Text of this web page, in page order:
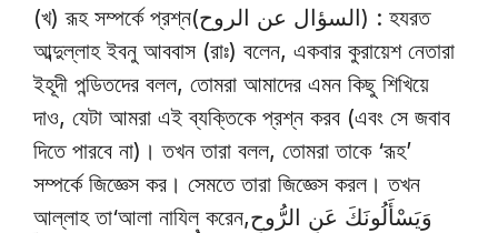
(খ) রূহ সম্পর্কে প্রশ্ন(السؤال عن الروح) : হযরত
আব্দুল্লাহ ইবনু আববাস (রাঃ) বলেন, একবার কুরায়েশ নেতারা
ইহূদী পন্ডিতদের বলল, তোমরা আমাদের এমন কিছু শিখিয়ে
দাও, যেটা আমরা এই ব্যক্তিকে প্রশ্ন করব (এবং সে জবাব
দিতে পারবে না)। তখন তারা বলল, তোমরা তাকে ‘রূহ’
সম্পর্কে জিজ্ঞেস কর। সেমতে তারা জিজ্ঞেস করল। তখন
আল্লাহ তা‘আলা নাযিল করেন,وَيَسْأَلُونَكَ عَنِ الرُّوحِ